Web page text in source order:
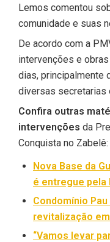
Lemos comentou
comunidade e suas
De acordo com a
intervenções e
dias, principalmente
diversas secretarias
Confira outras
intervenções da
Conquista no Zabelê:
Nova Base da
é entregue pela
Condomínio
revitalização
“Vamos levar